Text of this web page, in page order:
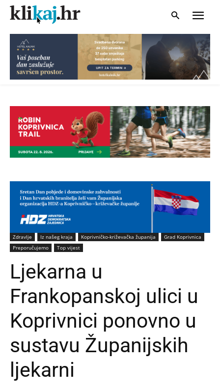
Zdravlje Iz našeg kraja Koprivničko-križevačka županija
Grad Koprivnica
Preporučujemo
Top vijest
Ljekarna u
Frankopanskoj ulici u
Koprivnici ponovno u
sustavu Županijskih
ljekarni